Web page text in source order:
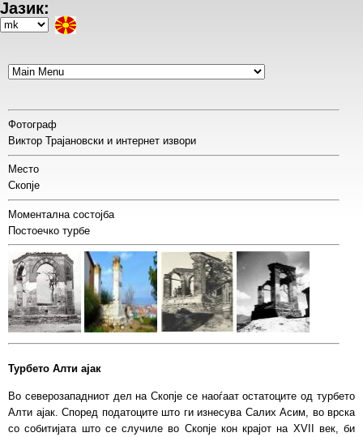
Skip
to
Јазик:
Select
Фотограф
Виктор Трајановски и интернет извори
Место
Скопје
Моментална состојба
Постоечко турбе
Турбето Алти ајак
Во северозападниот дел на Скопје се наоѓаат остатоците од турбето
Алти ајак. Според податоците што ги изнесува Салих Асим, во врска
со собитијата што се случиле во Скопје кон крајот на XVII век, би